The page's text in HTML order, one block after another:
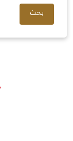
بحث